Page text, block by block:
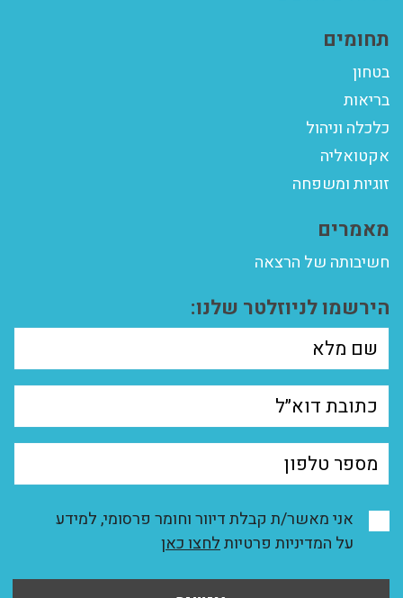
תחומים
בטחון
בריאות
כלכלה וניהול
אקטואליה
זוגיות ומשפחה
מאמרים
חשיבותה של הרצאה
הירשמו לניוזלטר שלנו:
אני מאשר/ת קבלת דיוור וחומר פרסומי, למידע
על המדיניות פרטיותלחצו כאן